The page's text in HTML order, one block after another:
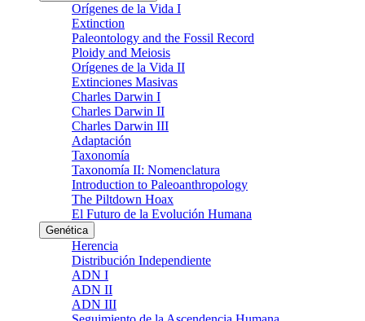
Orígenes de la Vida I
Extinction
Paleontology and the Fossil Record
Ploidy and Meiosis
Orígenes de la Vida II
Extinciones Masivas
Charles Darwin I
Charles Darwin II
Charles Darwin III
Adaptación
Taxonomía
Taxonomía II: Nomenclatura
Introduction to Paleoanthropology
The Piltdown Hoax
El Futuro de la Evolución Humana
Genética
Herencia
Distribución Independiente
ADN I
ADN II
ADN III